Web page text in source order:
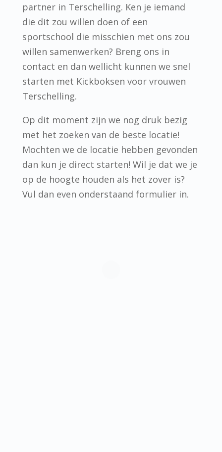
partner in Terschelling. Ken je iemand
die dit zou willen doen of een
sportschool die misschien met ons zou
willen samenwerken? Breng ons in
contact en dan wellicht kunnen we snel
starten met Kickboksen voor vrouwen
Terschelling.
Op dit moment zijn we nog druk bezig
met het zoeken van de beste locatie!
Mochten we de locatie hebben gevonden
dan kun je direct starten! Wil je dat we je
op de hoogte houden als het zover is?
Vul dan even onderstaand formulier in.